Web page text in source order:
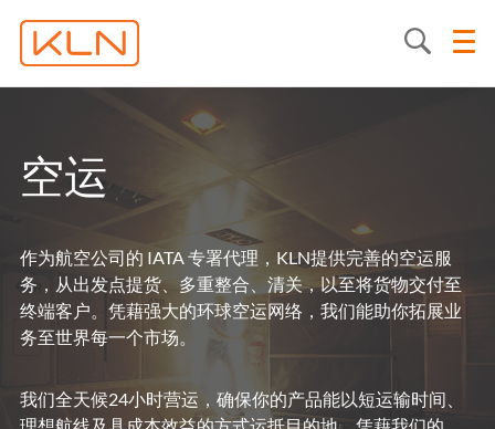
空运
作为航空公司的 IATA 专署代理，KLN提供完善的空运服
务，从出发点提货、多重整合、清关，以至将货物交付至
终端客户。凭藉强大的环球空运网络，我们能助你拓展业
务至世界每一个市场。
我们全天候24小时营运，确保你的产品能以短运输时间、